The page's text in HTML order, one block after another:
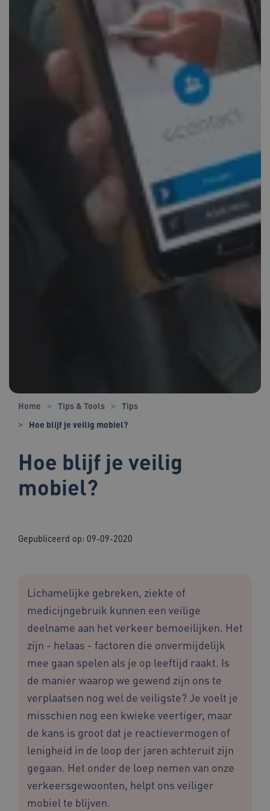
Home Tips & Tools
Tips
Hoe blijf je veilig mobiel?
Hoe blijf je veilig
mobiel?
Gepubliceerd op: 09-09-2020
Lichamelijke gebreken, ziekte of
medicijngebruik kunnen een veilige
deelname aan het verkeer bemoeilijken. Het
zijn - helaas - factoren die onvermijdelijk
mee gaan spelen als je op leeftijd raakt. Is
de manier waarop we gewend zijn ons te
verplaatsen nog wel de veiligste? Je voelt je
misschien nog een kwieke veertiger, maar
de kans is groot dat je reactievermogen of
lenigheid in de loop der jaren achteruit zijn
gegaan. Het onder de loep nemen van onze
verkeersgewoonten, helpt ons veiliger
mobiel te blijven.